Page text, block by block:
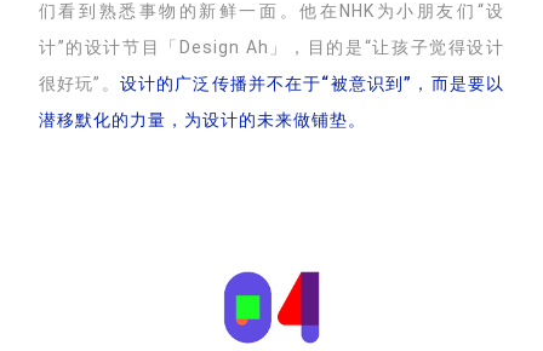
们看到熟悉事物的新鲜一面。他在NHK为小朋友们“设
计”的设计节目「Design Ah」，目的是“让孩子觉得设计
很好玩”。 设计的广泛传播并不在于“被意识到”，而是要以
潜移默化的力量，为设计的未来做铺垫。